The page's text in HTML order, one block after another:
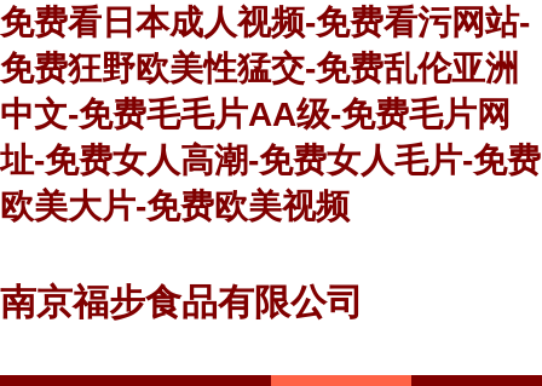
免费看日本成人视频-免费看污网站-
免费狂野欧美性猛交-免费乱伦亚洲
中文-免费毛毛片AA级-免费毛片网
址-免费女人高潮-免费女人毛片-免费
欧美大片-免费欧美视频
南京福步食品有限公司